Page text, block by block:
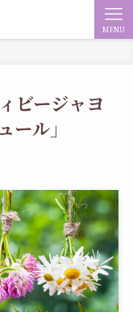
MENU
ビージャヨ
ール」